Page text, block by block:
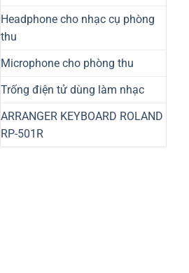
Headphone cho nhạc cụ phòng
thu
Microphone cho phòng thu
Trống điện tử dùng làm nhạc
ARRANGER KEYBOARD ROLAND
RP-501R